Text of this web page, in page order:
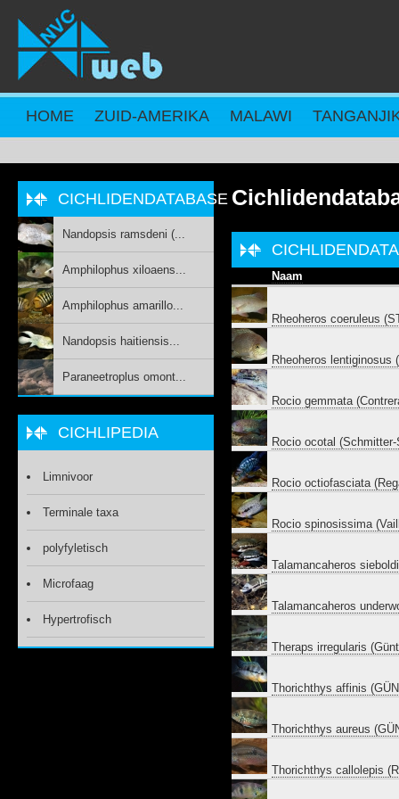
Overslaan en naar de inhoud gaan
HOME ZUID-AMERIKA MALAWI
Naam
Rheoheros coeruleus
Rheoheros lentiginosus
Rocio gemmata
Rocio ocotal
Rocio octiofasciata
Rocio spinosissima
Talamancaheros
Talamancaheros
Theraps irregularis
Thorichthys affinis
Thorichthys aureus
Thorichthys callolepis
CICHLIDENDATABASE
Nandopsis ramsdeni (...
Amphilophus xiloaens...
Amphilophus amarillo...
Nandopsis haitiensis...
Paraneetroplus omont...
CICHLIPEDIA
Limnivoor
Terminale taxa
polyfyletisch
Microfaag
Hypertrofisch